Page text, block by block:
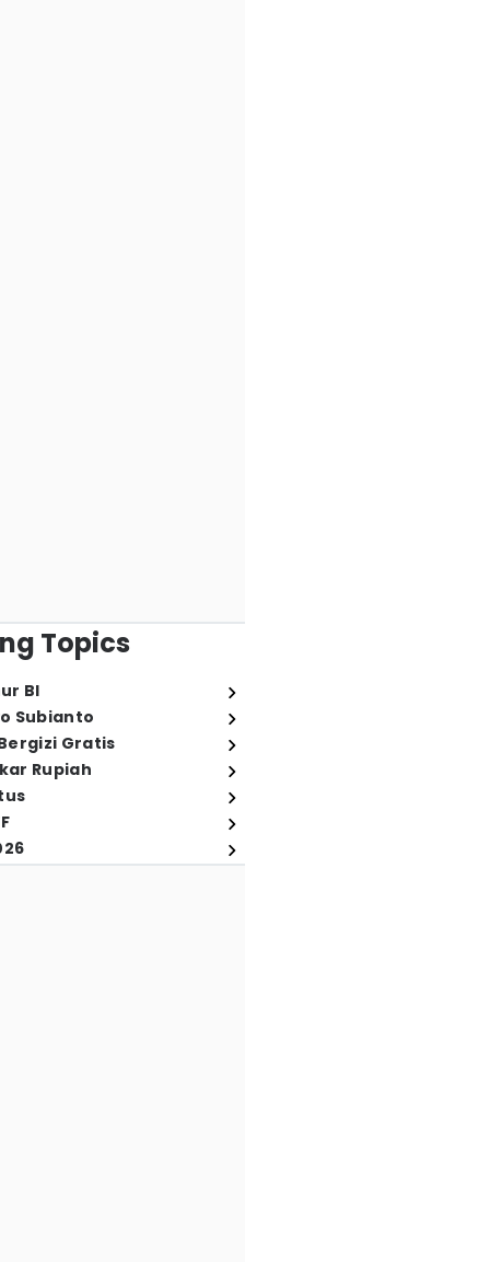
Topics
BI
Subianto
Gratis
Rupiah